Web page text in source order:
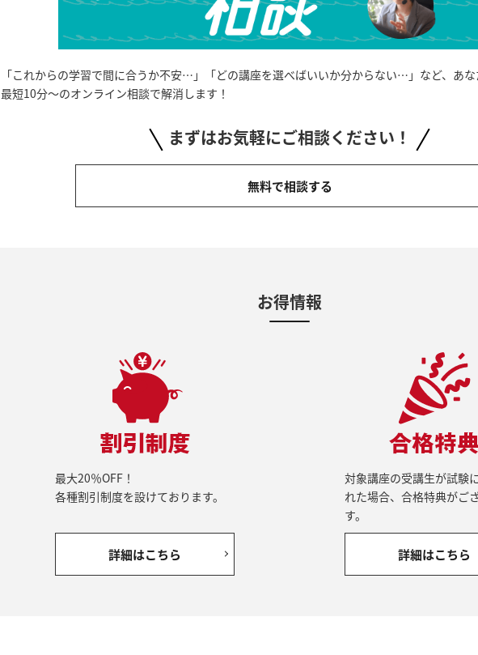
「これからの学習で間に合うか不安…」「どの講座を選べばいいか分からない…」など、あ
最短10分～のオンライン相談で解消します！
まずはお気軽にご相談ください！
無料で相談する
お得情報
最大20％OFF！
各種割引制度を設けております。
詳細はこちら
対象講座の受講生が試験
れた場合、合格特典がご
す。
詳細はこちら